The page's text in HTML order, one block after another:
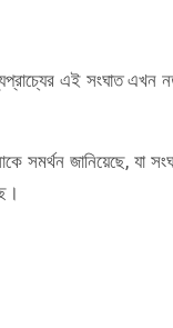
এই সংঘাত এখন
সমর্থন জানিয়েছে, যা